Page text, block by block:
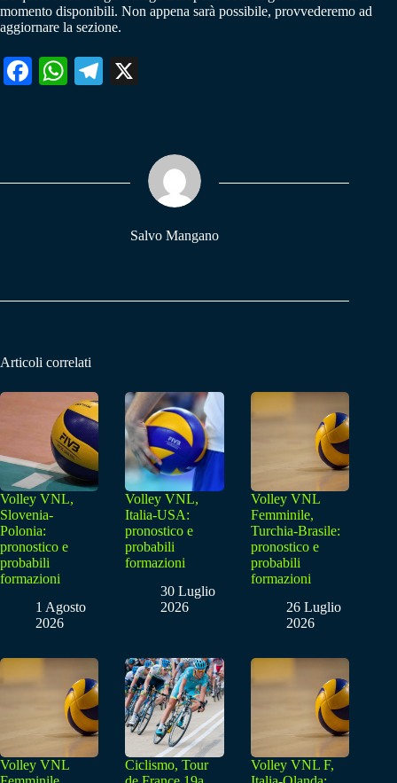
momento disponibili. Non appena sarà possibile, provvederemo ad
aggiornare la sezione.
Fa W
pp
Te
m
Salvo Mangano
Articoli correlati
Volley VNL,
Slovenia-
Polonia:
pronostico e
probabili
formazioni
1 Agosto
2026
Volley VNL,
Italia-USA:
pronostico e
probabili
formazioni
30 Luglio
2026
Volley VNL
Femminile,
Turchia-Brasile:
pronostico e
probabili
formazioni
26 Luglio
2026
Volley VNL
Ciclismo, Tour
Volley VNL F,